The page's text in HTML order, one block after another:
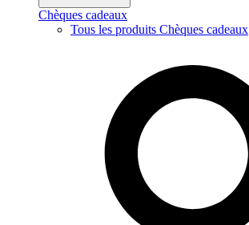
Chèques cadeaux
Tous les produits Chèques cadeaux